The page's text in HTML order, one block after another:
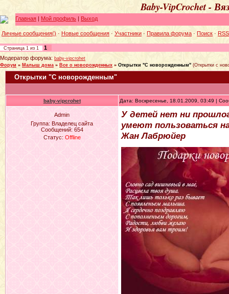
Baby-VipCrochet -
Главная | Мой профиль | Выход
Личные сообщения() · Новые сообщения · Участники · Правила форума · Поиск · RSS
Страница 1 из 1
1
Модератор форума: baby-vipcrohet
Форум » Малыш дома » Все о новорожденных » Открытки "С новорожденным" (Открытки с
Открытки "С новорожденным"
baby-vipcrohet Дата: Воскресенье, 18.01.2009, 03:49 |
Admin
Группа: Владелец сайта
Сообщений: 654
Статус: Offline
У детей нет ни
умеют пользоваться
Жан Лабрюйер